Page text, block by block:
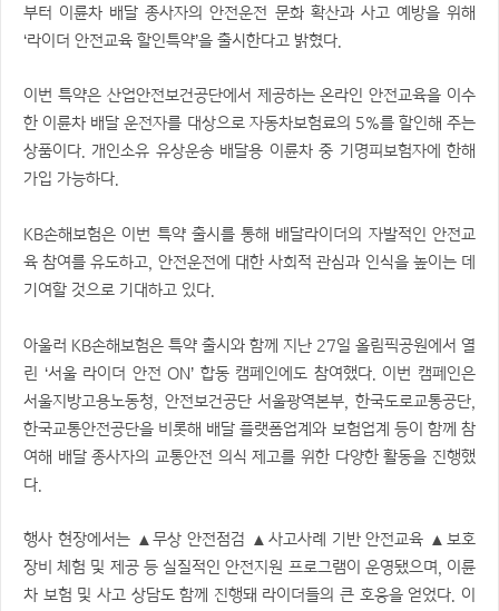
부터 이륜차 배달 종사자의 안전운전 문화 확산과 사고 예방을 위해
‘라이더 안전교육 할인특약’을 출시한다고 밝혔다.
이번 특약은 산업안전보건공단에서 제공하는 온라인 안전교육을 이수
한 이륜차 배달 운전자를 대상으로 자동차보험료의 5%를 할인해 주는
상품이다. 개인소유 유상운송 배달용 이륜차 중 기명피보험자에 한해
가입 가능하다.
KB손해보험은 이번 특약 출시를 통해 배달라이더의 자발적인 안전교
육 참여를 유도하고, 안전운전에 대한 사회적 관심과 인식을 높이는 데
기여할 것으로 기대하고 있다.
아울러 KB손해보험은 특약 출시와 함께 지난 27일 올림픽공원에서 열
린 ‘서울 라이더 안전 ON’ 합동 캠페인에도 참여했다. 이번 캠페인은
서울지방고용노동청, 안전보건공단 서울광역본부, 한국도로교통공단,
한국교통안전공단을 비롯해 배달 플랫폼업계와 보험업계 등이 함께 참
여해 배달 종사자의 교통안전 의식 제고를 위한 다양한 활동을 진행했
다.
행사 현장에서는 ▲무상 안전점검 ▲사고사례 기반 안전교육 ▲보호
장비 체험 및 제공 등 실질적인 안전지원 프로그램이 운영됐으며, 이륜
차 보험 및 사고 상담도 함께 진행돼 라이더들의 큰 호응을 얻었다. 이